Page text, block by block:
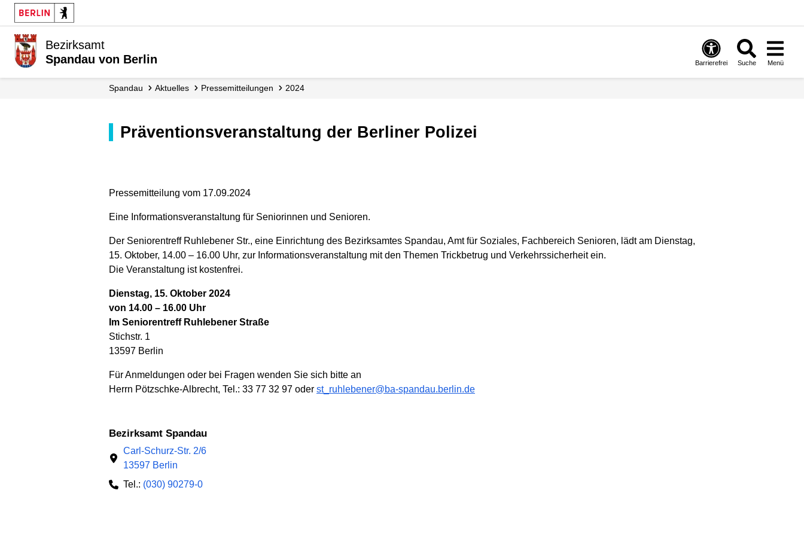
Bezirksamt
Spandau von Berlin
Barrierefrei Suche Menü
Spandau Aktuelles Presse­mitteilungen 2024
Präventionsveranstaltung der Berliner Polizei
Pressemitteilung vom 17.09.2024
Eine Informationsveranstaltung für Seniorinnen und Senioren.
Der Seniorentreff Ruhlebener Str., eine Einrichtung des Bezirksamtes Spandau, Amt für Soziales, Fachbereich Senioren, lädt am Dienstag,
15. Oktober, 14.00 – 16.00 Uhr, zur Informationsveranstaltung mit den Themen Trickbetrug und Verkehrssicherheit ein.
Die Veranstaltung ist kostenfrei.
Dienstag, 15. Oktober 2024
von 14.00 – 16.00 Uhr
Im Seniorentreff Ruhlebener Straße
Stichstr. 1
13597 Berlin
Für Anmeldungen oder bei Fragen wenden Sie sich bitte an
Herrn Pötzschke-Albrecht, Tel.: 33 77 32 97 oder st_ruhlebener@ba-spandau.berlin.de
Bezirksamt Spandau
Carl-Schurz-Str. 2/6
13597 Berlin
Tel.: (030) 90279-0